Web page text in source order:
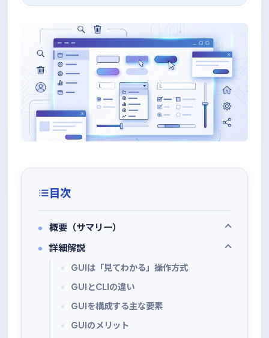
目次
概要（サマリー）
詳細解説
GUIは「見てわかる」操作方式
GUIとCLIの違い
GUIを構成する主な要素
GUIのメリット